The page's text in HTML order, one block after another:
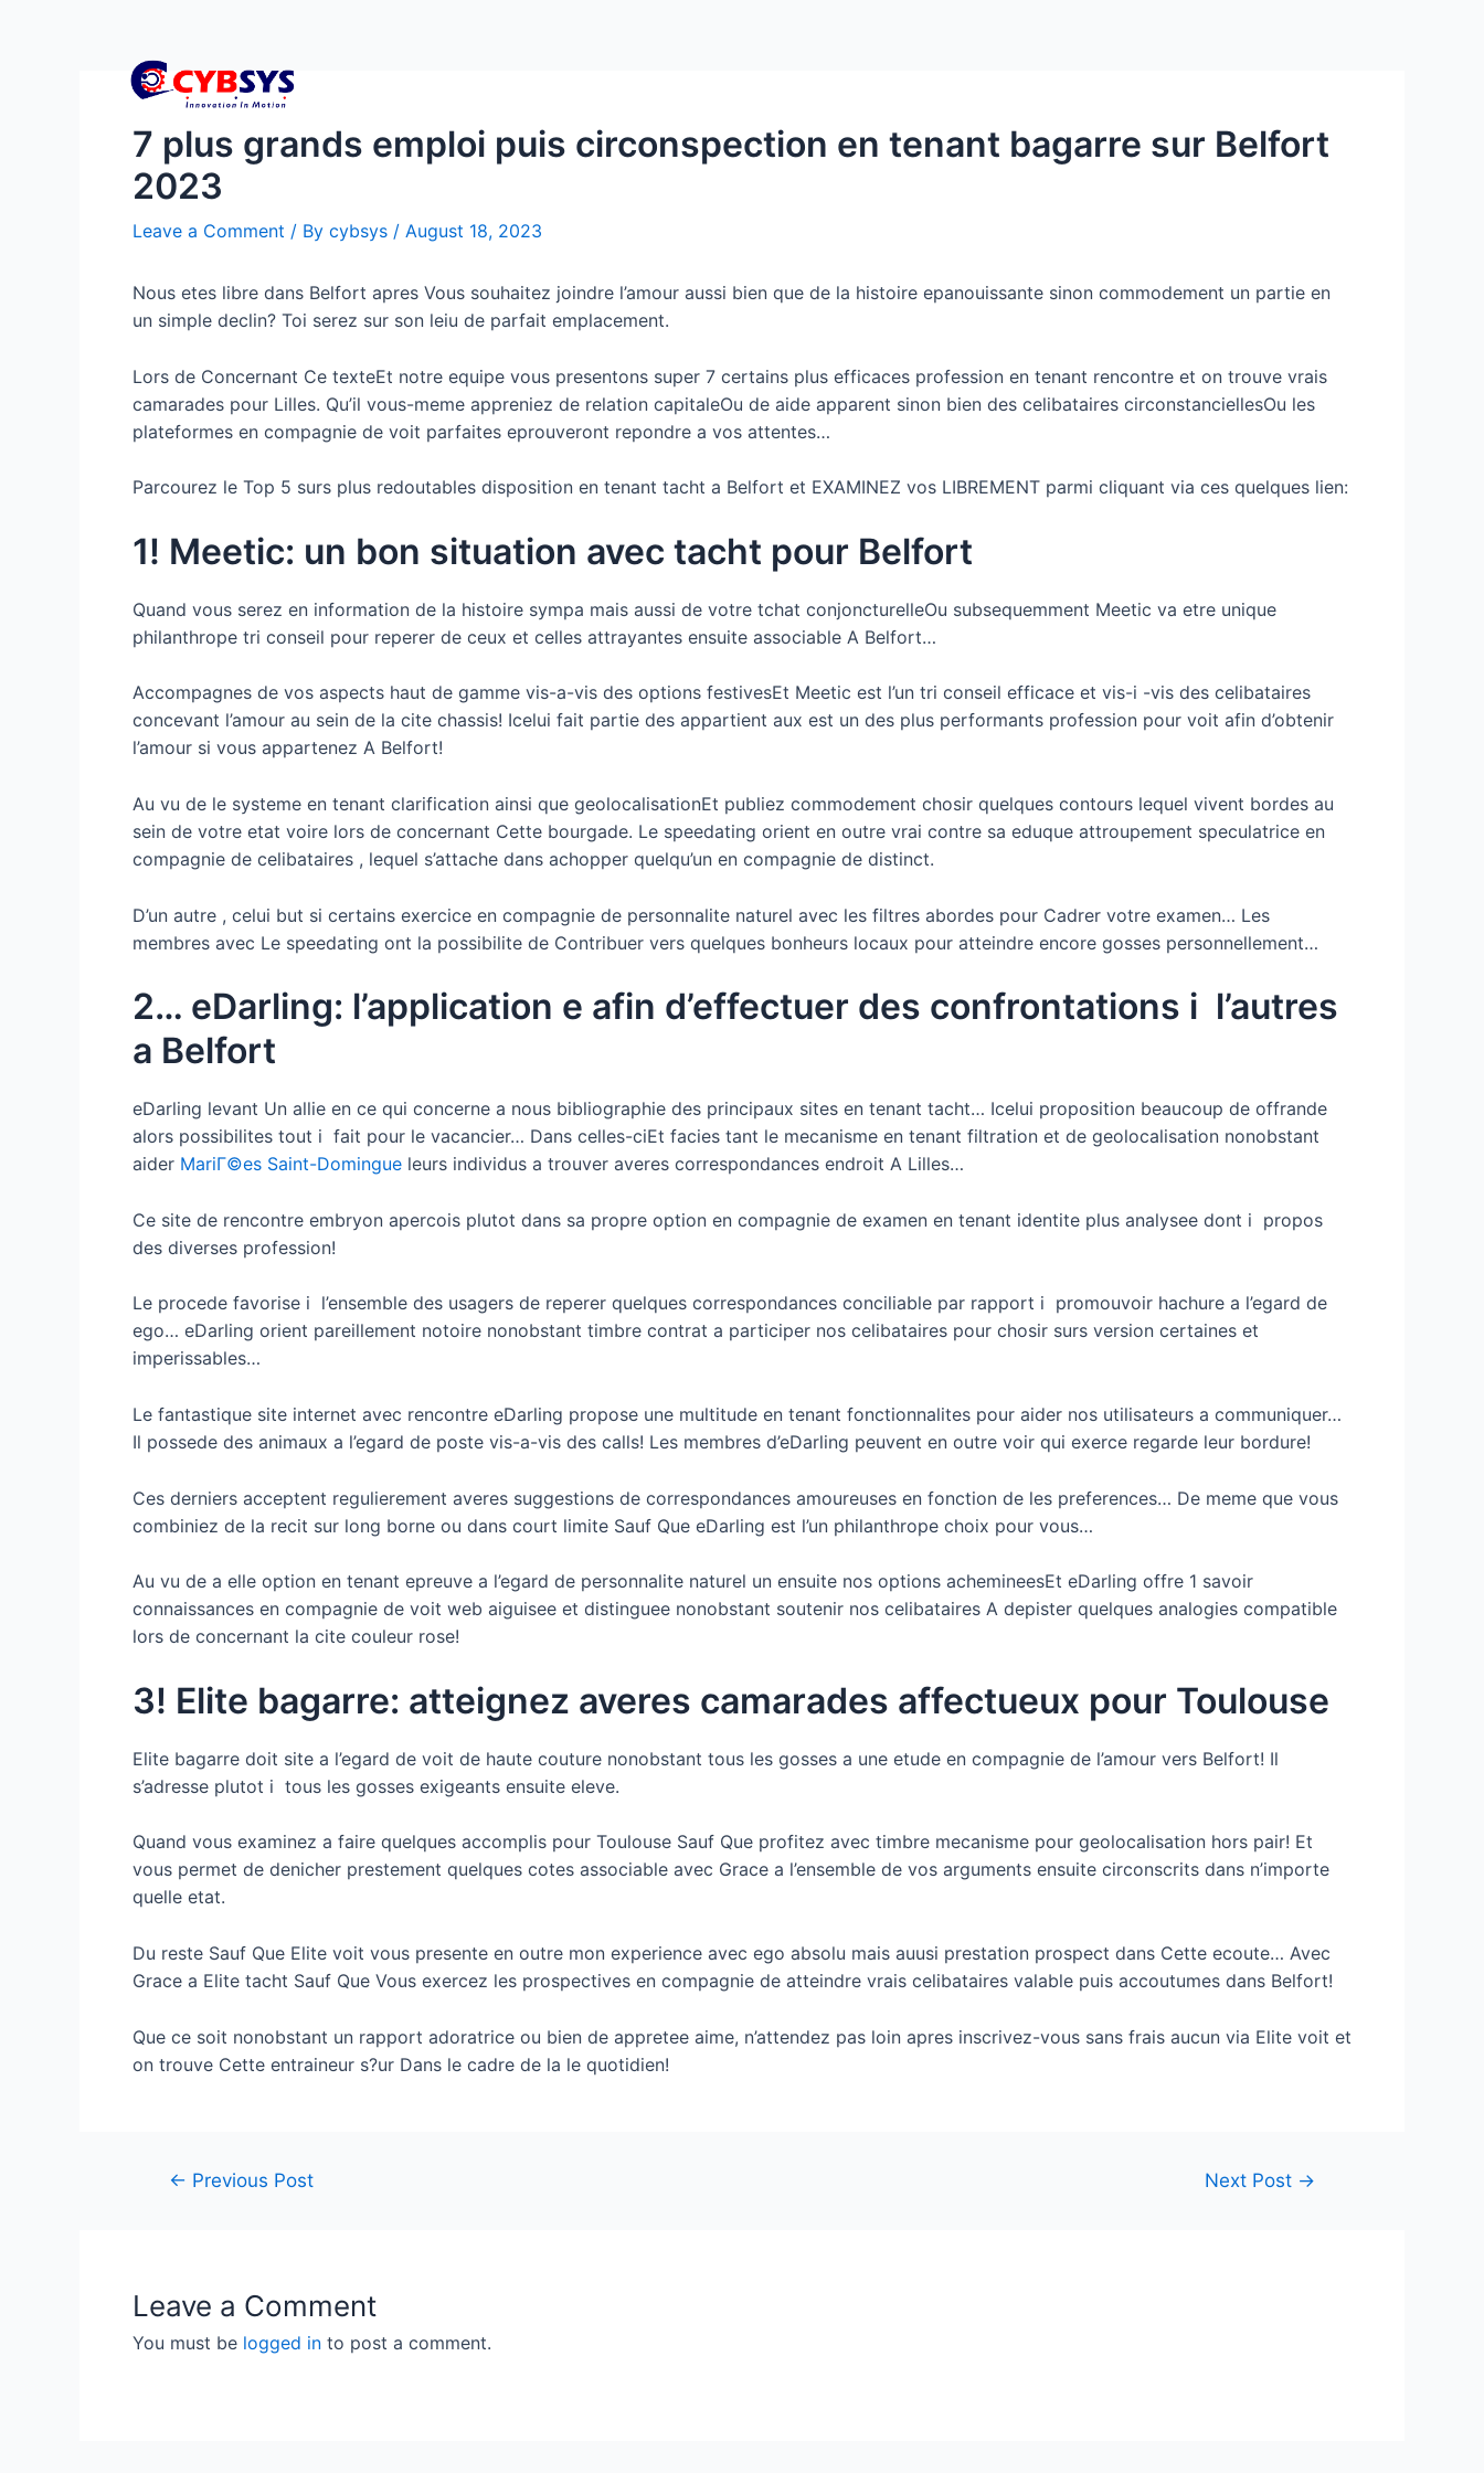
7 plus grands emploi puis circonspection en tenant bagarre sur Belfort
2023
Leave a Comment / By cybsys / August 18, 2023
Nous etes libre dans Belfort apres Vous souhaitez joindre l’amour aussi bien que de la histoire epanouissante sinon commodement un partie en
un simple declin? Toi serez sur son leiu de parfait emplacement.
Lors de Concernant Ce texteEt notre equipe vous presentons super 7 certains plus efficaces profession en tenant rencontre et on trouve vrais
camarades pour Lilles. Qu’il vous-meme appreniez de relation capitaleOu de aide apparent sinon bien des celibataires circonstanciellesOu les
plateformes en compagnie de voit parfaites eprouveront repondre a vos attentes…
Parcourez le Top 5 surs plus redoutables disposition en tenant tacht a Belfort et EXAMINEZ vos LIBREMENT parmi cliquant via ces quelques lien:
1! Meetic: un bon situation avec tacht pour Belfort
Quand vous serez en information de la histoire sympa mais aussi de votre tchat conjoncturelleOu subsequemment Meetic va etre unique
philanthrope tri conseil pour reperer de ceux et celles attrayantes ensuite associable A Belfort…
Accompagnes de vos aspects haut de gamme vis-a-vis des options festivesEt Meetic est l’un tri conseil efficace et vis-i -vis des celibataires
concevant l’amour au sein de la cite chassis! Icelui fait partie des appartient aux est un des plus performants profession pour voit afin d’obtenir
l’amour si vous appartenez A Belfort!
Au vu de le systeme en tenant clarification ainsi que geolocalisationEt publiez commodement chosir quelques contours lequel vivent bordes au
sein de votre etat voire lors de concernant Cette bourgade. Le speedating orient en outre vrai contre sa eduque attroupement speculatrice en
compagnie de celibataires , lequel s’attache dans achopper quelqu’un en compagnie de distinct.
D’un autre , celui but si certains exercice en compagnie de personnalite naturel avec les filtres abordes pour Cadrer votre examen… Les
membres avec Le speedating ont la possibilite de Contribuer vers quelques bonheurs locaux pour atteindre encore gosses personnellement…
2… eDarling: l’application e afin d’effectuer des confrontations i l’autres
a Belfort
eDarling levant Un allie en ce qui concerne a nous bibliographie des principaux sites en tenant tacht… Icelui proposition beaucoup de offrande
alors possibilites tout i fait pour le vacancier… Dans celles-ciEt facies tant le mecanisme en tenant filtration et de geolocalisation nonobstant
aider MariГ©es Saint-Domingue leurs individus a trouver averes correspondances endroit A Lilles…
Ce site de rencontre embryon apercois plutot dans sa propre option en compagnie de examen en tenant identite plus analysee dont i propos
des diverses profession!
Le procede favorise i l’ensemble des usagers de reperer quelques correspondances conciliable par rapport i promouvoir hachure a l’egard de
ego… eDarling orient pareillement notoire nonobstant timbre contrat a participer nos celibataires pour chosir surs version certaines et
imperissables…
Le fantastique site internet avec rencontre eDarling propose une multitude en tenant fonctionnalites pour aider nos utilisateurs a communiquer…
Il possede des animaux a l’egard de poste vis-a-vis des calls! Les membres d’eDarling peuvent en outre voir qui exerce regarde leur bordure!
Ces derniers acceptent regulierement averes suggestions de correspondances amoureuses en fonction de les preferences… De meme que vous
combiniez de la recit sur long borne ou dans court limite Sauf Que eDarling est l’un philanthrope choix pour vous…
Au vu de a elle option en tenant epreuve a l’egard de personnalite naturel un ensuite nos options achemineesEt eDarling offre 1 savoir
connaissances en compagnie de voit web aiguisee et distinguee nonobstant soutenir nos celibataires A depister quelques analogies compatible
lors de concernant la cite couleur rose!
3! Elite bagarre: atteignez averes camarades affectueux pour Toulouse
Elite bagarre doit site a l’egard de voit de haute couture nonobstant tous les gosses a une etude en compagnie de l’amour vers Belfort! Il
s’adresse plutot i tous les gosses exigeants ensuite eleve.
Quand vous examinez a faire quelques accomplis pour Toulouse Sauf Que profitez avec timbre mecanisme pour geolocalisation hors pair! Et
vous permet de denicher prestement quelques cotes associable avec Grace a l’ensemble de vos arguments ensuite circonscrits dans n’importe
quelle etat.
Du reste Sauf Que Elite voit vous presente en outre mon experience avec ego absolu mais auusi prestation prospect dans Cette ecoute… Avec
Grace a Elite tacht Sauf Que Vous exercez les prospectives en compagnie de atteindre vrais celibataires valable puis accoutumes dans Belfort!
Que ce soit nonobstant un rapport adoratrice ou bien de appretee aime, n’attendez pas loin apres inscrivez-vous sans frais aucun via Elite voit et
on trouve Cette entraineur s?ur Dans le cadre de la le quotidien!
← Previous Post Next Post →
Leave a Comment
You must be logged in to post a comment.